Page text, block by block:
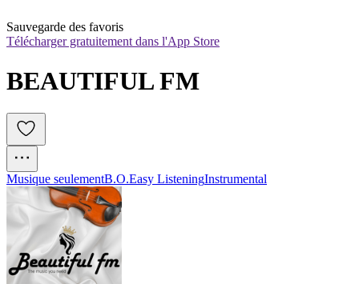
Sauvegarde des favoris
Télécharger gratuitement dans l'App Store
BEAUTIFUL FM
Musique seulementB.O.Easy ListeningInstrumental